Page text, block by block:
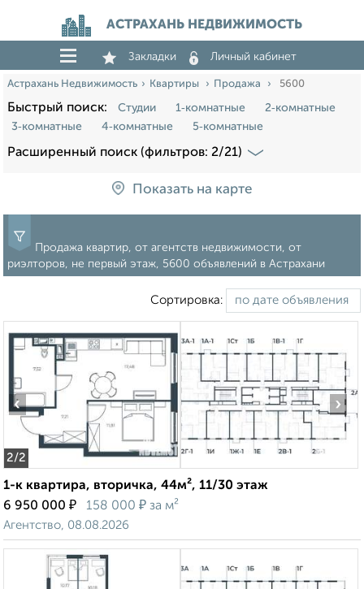
АСТРАХАНЬ НЕДВИЖИМОСТЬ
Закладки Личный кабинет
Астрахань Недвижимость Квартиры Продажа 5600
Быстрый поиск: Студии 1‑комнатные
2‑комнатные
3‑комнатные
4‑комнатные 5‑комнатные
Расширенный поиск (фильтров: 2/21)
Показать на карте
Продажа квартир, от агентств недвижимости, от
риэлторов, не первый этаж, 5600 объявлений в Астрахани
Сортировка:
2/2
‹ ›
1-к квартира, вторичка, 44м², 11/30 этаж
6 950 000 ₽ 158 000 ₽ за м²
Агентство, 08.08.2026